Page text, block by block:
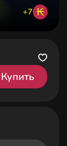
+7 ₭
Купить